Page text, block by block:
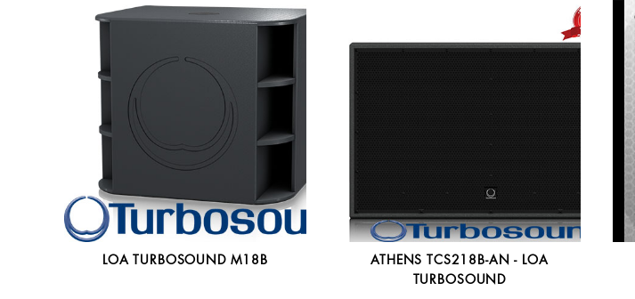
LOA TURBOSOUND M18B
ATHENS TCS218B-AN - LOA
TURBOSOUND